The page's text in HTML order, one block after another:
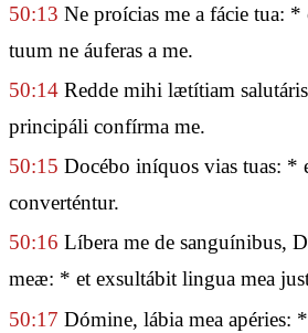
50:13 Ne proícias me a fácie tua:
tuum ne áuferas a me.
50:14 Redde mihi lætítiam
principáli confírma me.
50:15 Docébo iníquos vias tuas: *
converténtur.
50:16 Líbera me de sanguínibus,
meæ: * et exsultábit lingua mea
50:17 Dómine, lábia mea apéries: